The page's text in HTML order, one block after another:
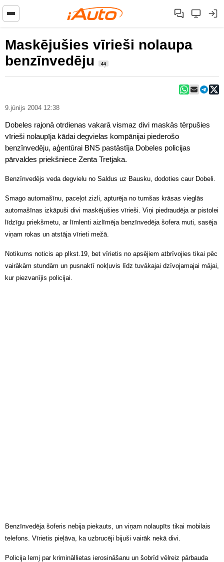
Maskējušies vīrieši nolaupa
benzīnvedēju
44
9.jūnijs 2004 12:38
Dobeles rajonā otrdienas vakarā vismaz divi maskās tērpušies
vīrieši nolaupīja kādai degvielas kompānijai piederošo
benzīnvedēju, aģentūrai BNS pastāstīja Dobeles policijas
pārvaldes priekšniece Zenta Tretjaka.
Benzīnvedējs veda degvielu no Saldus uz Bausku, dodoties caur Dobeli.
Smago automašīnu, paceļot zizli, apturēja no tumšas krāsas vieglās
automašīnas izkāpuši divi maskējušies vīrieši. Viņi piedraudēja ar pistolei
līdzīgu priekšmetu, ar līmlenti aizlīmēja benzīnvedēja šofera muti, sasēja
viņam rokas un atstāja vīrieti mežā.
Notikums noticis ap plkst.19, bet vīrietis no apsējiem atbrīvojies tikai pēc
vairākām stundām un pusnaktī nokļuvis līdz tuvākajai dzīvojamajai mājai,
kur piezvanījis policijai.
Benzīnvedēja šoferis nebija piekauts, un viņam nolaupīts tikai mobilais
telefons. Vīrietis pieļāva, ka uzbrucēji bijuši vairāk nekā divi.
Policija lemj par krimināllietas ierosināšanu un šobrīd vēlreiz pārbauda